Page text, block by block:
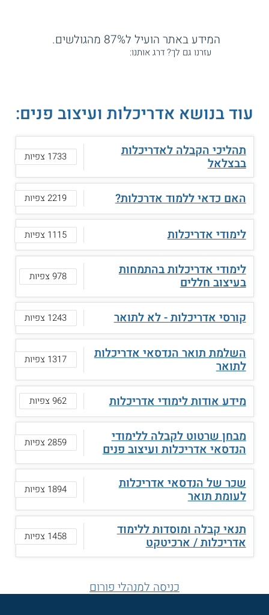
המידע באתר הועיל ל87% מהגולשים.
עזרנו גם לך? דרג אותנו:
עוד בנושא אדריכלות ועיצוב פנים:
תהליכי הקבלה לאדריכלות
בבצלאל 1733 צפיות
האם כדאי ללמוד אדרכלות? 2219 צפיות
לימודי אדריכלות 1115 צפיות
לימודי אדריכלות בהתמחות
בעיצוב חללים 978 צפיות
קורסי אדריכלות - לא לתואר 1243 צפיות
השלמת תואר הנדסאי אדריכלות
לתואר 1317 צפיות
מידע אודות לימודי אדריכלות 962 צפיות
מבחן שרטוט לקבלה ללימודי
הנדסאי אדריכלות ועיצוב פנים 2859 צפיות
שכר של הנדסאי אדריכלות
לעומת תואר 1894 צפיות
תנאי קבלה ומוסדות ללימוד
אדריכלות / ארכיטקט 1458 צפיות
כניסה למנהלי פורום